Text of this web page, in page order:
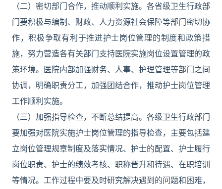
（二）密切部门合作，推动顺利实施。各省级卫生行政部
门要积极与编制、财政、人力资源社会保障等部门密切协
作，积极争取有利于推进护士岗位管理的制度和政策措
施，努力营造各有关部门支持医院实施岗位设置管理的政
策环境。医院内部加强财务、人事、护理管理等部门之间
协调，明确职责分工，加强团结合作，推动护士岗位管理
工作顺利实施。
（三）加强指导检查，不断总结提高。各级卫生行政部门
要加强对医院实施护士岗位管理的指导检查，主要包括建
立岗位管理规章制度及落实情况、护士的配置、护士履行
岗位职责、护士的绩效考核、职称晋升和待遇、在职培训
等情况。工作过程中要及时研究解决遇到的问题和困难，